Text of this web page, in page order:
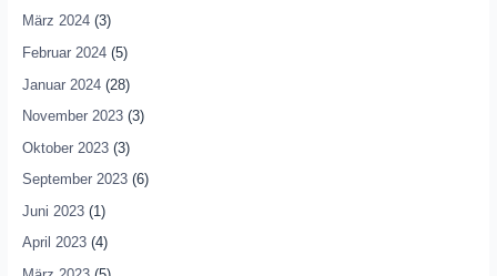
März 2024(3)
Februar 2024(5)
Januar 2024(28)
November 2023(3)
Oktober 2023(3)
September 2023(6)
Juni 2023(1)
April 2023(4)